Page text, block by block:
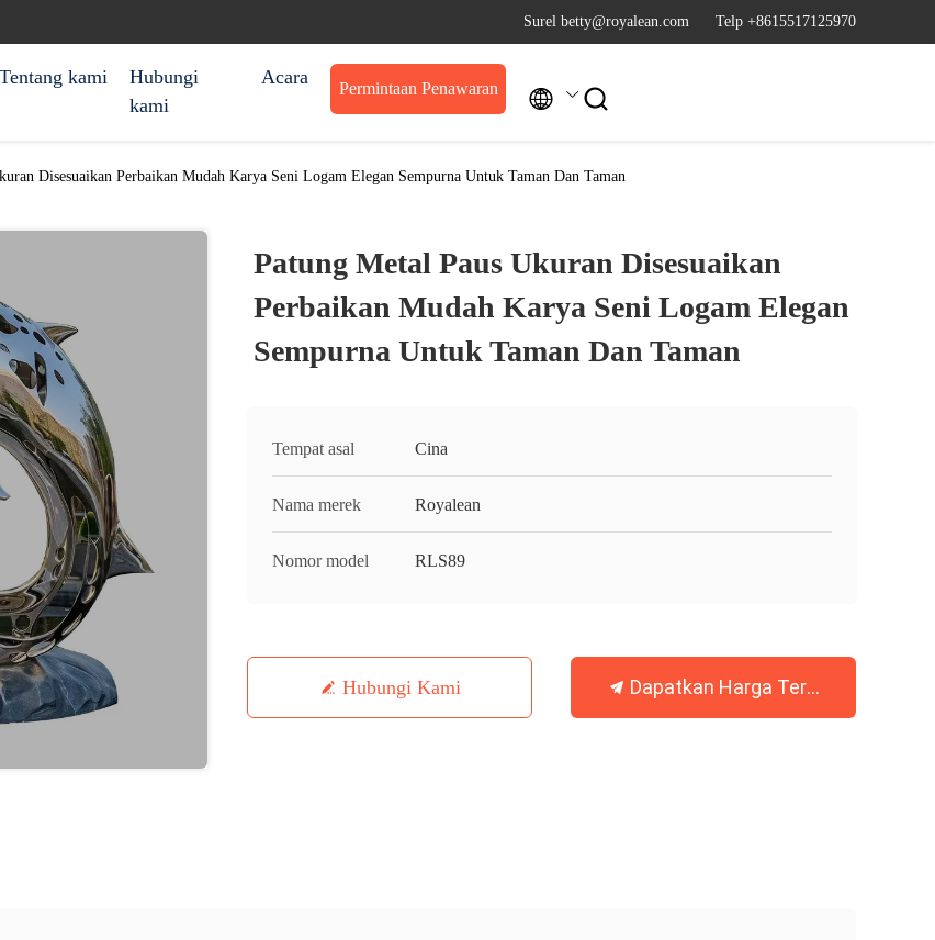
Surel betty@royalean.com Telp +8615517125970
Tentang kami
Hubungi
kami
Acara
Permintaan Penawaran  
Disesuaikan Perbaikan Mudah Karya Seni Logam Elegan Sempurna Untuk Taman Dan Taman
Patung Metal Paus Ukuran Disesuaikan
Perbaikan Mudah Karya Seni Logam Elegan
Sempurna Untuk Taman Dan Taman
Tempat asal Cina
Nama merek Royalean
Nomor model RLS89
Hubungi Kami Dapatkan Harga Terbaik